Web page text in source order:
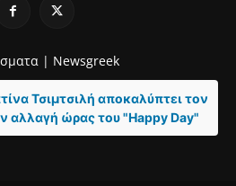
| Newsgreek
Τσιμτσιλή αποκαλύπτει τον
αλλαγή ώρας του "Happy Day"